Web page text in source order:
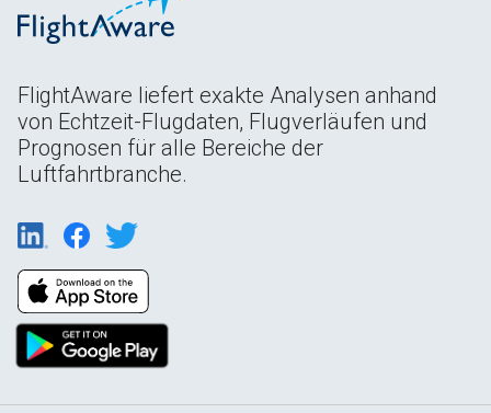
FlightAware liefert exakte Analysen anhand
von Echtzeit-Flugdaten, Flugverläufen und
Prognosen für alle Bereiche der
Luftfahrtbranche.